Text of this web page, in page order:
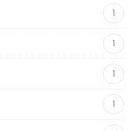
1
1
1
1